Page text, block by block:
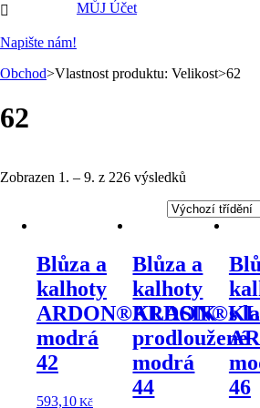

Napište nám!
MŮJ Účet
Obchod>Vlastnost produktu: Velikost>62
62
Zobrazen 1. – 9. z 226 výsledků
Blůza a
kalhoty
ARDON®KLASIK
modrá
42
593,10 Kč
Blůza a
kalhoty
prodloužené
modrá
44
s
46